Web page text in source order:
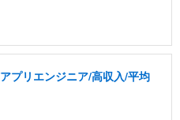
プリエンジニア/高収入/平均